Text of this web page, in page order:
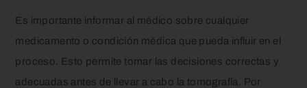
Es importante informar al médico sobre cualquier
medicamento o condición médica que pueda influir en el
proceso. Esto permite tomar las decisiones correctas y
adecuadas antes de llevar a cabo la tomografía. Por